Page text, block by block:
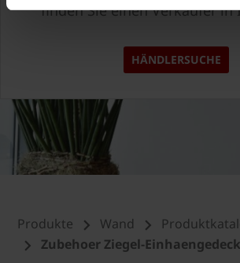
finden Sie einen Verkäufer in
HÄNDLERSUCHE
Produkte Wand
Zubehoer Ziegel-